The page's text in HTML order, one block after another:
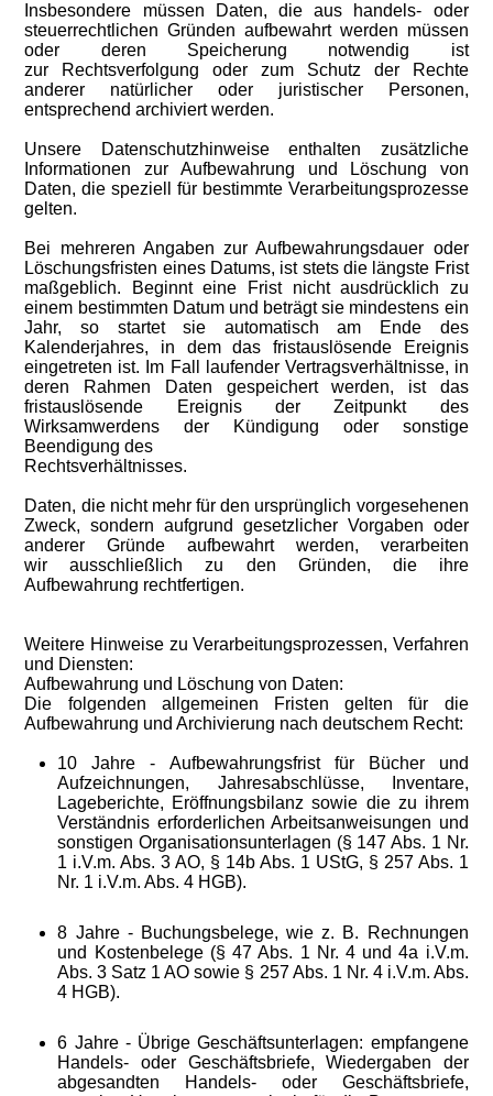
Insbesondere müssen Daten, die aus handels- oder
steuerrechtlichen Gründen aufbewahrt werden müssen
oder deren Speicherung notwendig ist
zur Rechtsverfolgung oder zum Schutz der Rechte
anderer natürlicher oder juristischer Personen,
entsprechend archiviert werden.
Unsere Datenschutzhinweise enthalten zusätzliche
Informationen zur Aufbewahrung und Löschung von
Daten, die speziell für bestimmte Verarbeitungsprozesse
gelten.
Bei mehreren Angaben zur Aufbewahrungsdauer oder
Löschungsfristen eines Datums, ist stets die längste Frist
maßgeblich. Beginnt eine Frist nicht ausdrücklich zu
einem bestimmten Datum und beträgt sie mindestens ein
Jahr, so startet sie automatisch am Ende des
Kalenderjahres, in dem das fristauslösende Ereignis
eingetreten ist. Im Fall laufender Vertragsverhältnisse, in
deren Rahmen Daten gespeichert werden, ist das
fristauslösende Ereignis der Zeitpunkt des
Wirksamwerdens der Kündigung oder sonstige
Beendigung des
Rechtsverhältnisses.
Daten, die nicht mehr für den ursprünglich vorgesehenen
Zweck, sondern aufgrund gesetzlicher Vorgaben oder
anderer Gründe aufbewahrt werden, verarbeiten
wir ausschließlich zu den Gründen, die ihre
Aufbewahrung rechtfertigen.
Weitere Hinweise zu Verarbeitungsprozessen, Verfahren
und Diensten:
Aufbewahrung und Löschung von Daten:
Die folgenden allgemeinen Fristen gelten für die
Aufbewahrung und Archivierung nach deutschem Recht:
10 Jahre - Aufbewahrungsfrist für Bücher und
Aufzeichnungen, Jahresabschlüsse, Inventare,
Lageberichte, Eröffnungsbilanz sowie die zu ihrem
Verständnis erforderlichen Arbeitsanweisungen und
sonstigen Organisationsunterlagen (§ 147 Abs. 1 Nr.
1 i.V.m. Abs. 3 AO, § 14b Abs. 1 UStG, § 257 Abs. 1
Nr. 1 i.V.m. Abs. 4 HGB).
8 Jahre - Buchungsbelege, wie z. B. Rechnungen
und Kostenbelege (§ 47 Abs. 1 Nr. 4 und 4a i.V.m.
Abs. 3 Satz 1 AO sowie § 257 Abs. 1 Nr. 4 i.V.m. Abs.
4 HGB).
6 Jahre - Übrige Geschäftsunterlagen: empfangene
Handels- oder Geschäftsbriefe, Wiedergaben der
abgesandten Handels- oder Geschäftsbriefe,